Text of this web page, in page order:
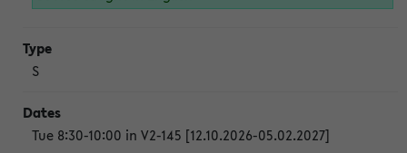
S
Tue 8:30-10:00 in V2-145 [12.10.2026-05.02.2027]